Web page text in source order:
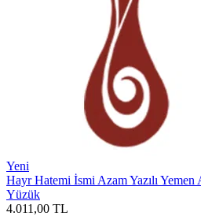
Yeni
Hayr Hatemi İsmi Azam Yazılı
Yüzük
4.011,00 TL